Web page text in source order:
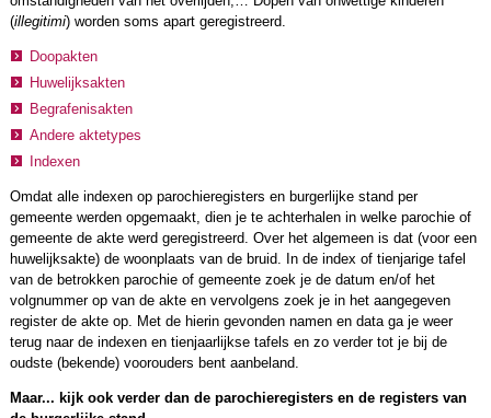
(illegitimi) worden soms apart geregistreerd.
Doopakten
Huwelijksakten
Begrafenisakten
Andere aktetypes
Indexen
Omdat alle indexen op parochieregisters en burgerlijke stand per
gemeente werden opgemaakt, dien je te achterhalen in welke parochie of
gemeente de akte werd geregistreerd. Over het algemeen is dat (voor een
huwelijksakte) de woonplaats van de bruid. In de index of tienjarige tafel
van de betrokken parochie of gemeente zoek je de datum en/of het
volgnummer op van de akte en vervolgens zoek je in het aangegeven
register de akte op. Met de hierin gevonden namen en data ga je weer
terug naar de indexen en tienjaarlijkse tafels en zo verder tot je bij de
oudste (bekende) voorouders bent aanbeland.
Maar... kijk ook verder dan de parochieregisters en de registers van